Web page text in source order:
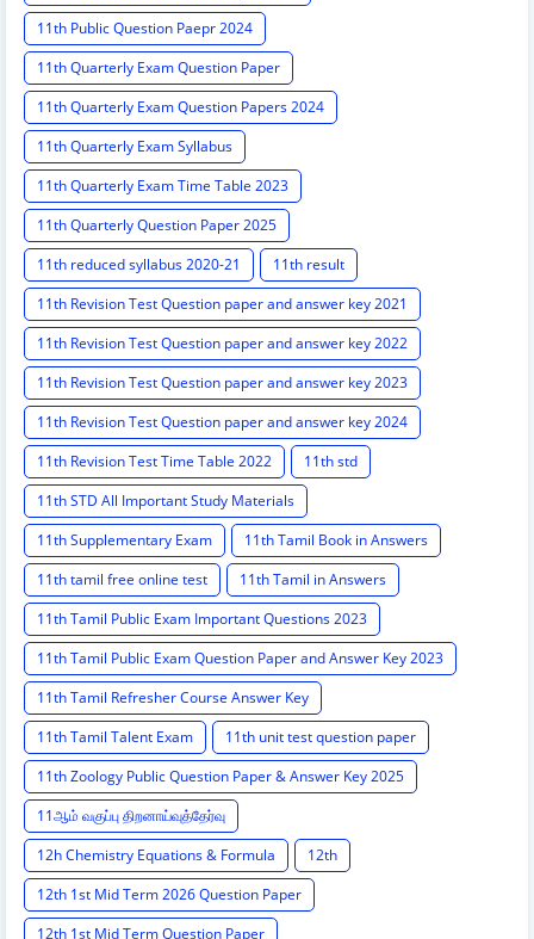
11th Public Question Paepr 2024
11th Quarterly Exam Question Paper
11th Quarterly Exam Question Papers 2024
11th Quarterly Exam Syllabus
11th Quarterly Exam Time Table 2023
11th Quarterly Question Paper 2025
11th reduced syllabus 2020-21
11th result
11th Revision Test Question paper and answer key 2021
11th Revision Test Question paper and answer key 2022
11th Revision Test Question paper and answer key 2023
11th Revision Test Question paper and answer key 2024
11th Revision Test Time Table 2022
11th std
11th STD All Important Study Materials
11th Supplementary Exam
11th Tamil Book in Answers
11th tamil free online test
11th Tamil in Answers
11th Tamil Public Exam Important Questions 2023
11th Tamil Public Exam Question Paper and Answer Key 2023
11th Tamil Refresher Course Answer Key
11th Tamil Talent Exam
11th unit test question paper
11th Zoology Public Question Paper & Answer Key 2025
11ஆம் வகுப்பு திறனாய்வுத்தேர்வு
12h Chemistry Equations & Formula
12th
12th 1st Mid Term 2026 Question Paper
12th 1st Mid Term Question Paper